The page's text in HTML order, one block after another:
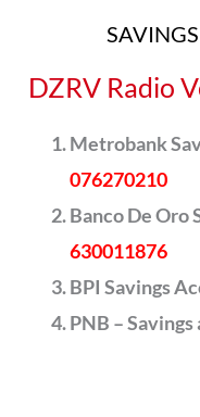
DZRV Radio
Metrobank
076270210
Banco De Oro
630011876
BPI Savings
PNB –